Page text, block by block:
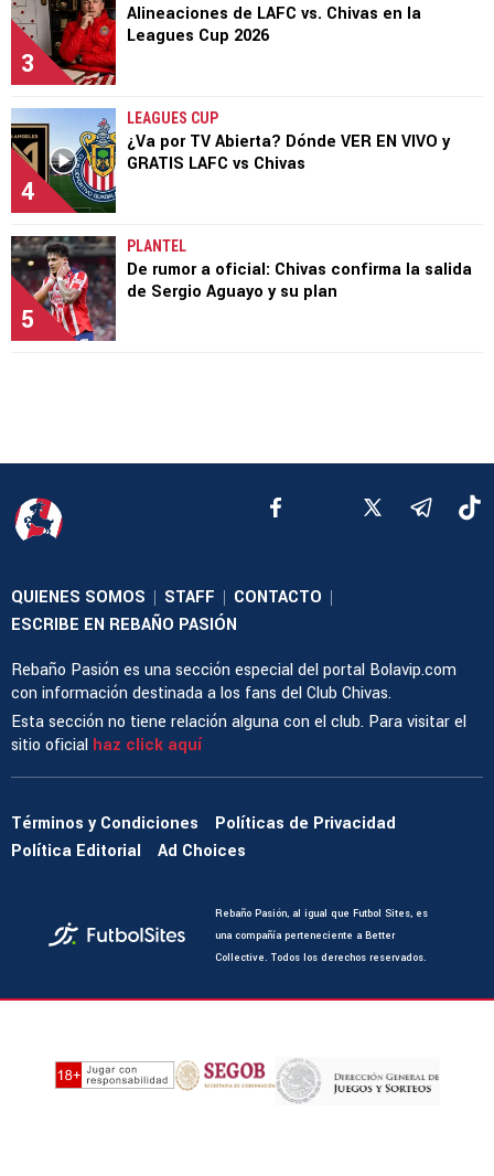
3
Alineaciones de LAFC vs. Chivas en la
Leagues Cup 2026
4
LEAGUES CUP
¿Va por TV Abierta? Dónde VER EN VIVO y
GRATIS LAFC vs Chivas
5
PLANTEL
De rumor a oficial: Chivas confirma la salida
de Sergio Aguayo y su plan
QUIENES SOMOS | STAFF | CONTACTO |
ESCRIBE EN REBAÑO PASIÓN
Rebaño Pasión es una sección especial del portal Bolavip.com
con información destinada a los fans del Club Chivas.
Esta sección no tiene relación alguna con el club. Para visitar el
sitio oficial haz click aquí
Términos y Condiciones
Políticas de Privacidad
Política Editorial
Ad Choices
Rebaño Pasión, al igual que Futbol Sites, es
una compañía perteneciente a Better
Collective. Todos los derechos reservados.